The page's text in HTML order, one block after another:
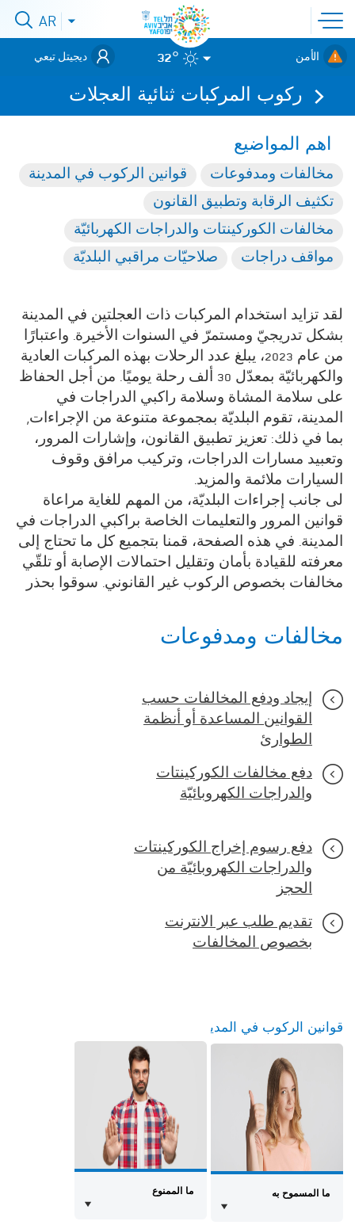
افتح
قائمة
الموقع
לאתר עיריית
תל-אביב
افتح
قائمة
اللغات
AR
الأمن 32° ديجيتل تبعي
ركوب المركبات ثنائية العجلات
اهم المواضيع
مخالفات ومدفوعات
قوانين الركوب في المدينة
تكثيف الرقابة وتطبيق القانون
مخالفات الكوركينتات والدراجات الكهربائيّة
مواقف دراجات
صلاحيّات مراقبي البلديّة
لقد تزايد استخدام المركبات ذات العجلتين في المدينة
بشكل تدريجيّ ومستمرّ في السنوات الأخيرة. واعتبارًا
من عام 2023، يبلغ عدد الرحلات بهذه المركبات العادية
والكهربائيّة بمعدّل 30 ألف رحلة يوميًا. من أجل الحفاظ
على سلامة المشاة وسلامة راكبي الدراجات في
المدينة، تقوم البلديّة بمجموعة متنوعة من الإجراءات,
بما في ذلك: تعزيز تطبيق القانون، وإشارات المرور،
وتعبيد مسارات الدراجات، وتركيب مرافق وقوف
السيارات ملائمة والمزيد.​
لى جانب إجراءات البلديّة، من المهم للغاية مراعاة
قوانين المرور والتعليمات الخاصة براكبي الدراجات في
المدينة. في هذه الصفحة، قمنا بتجميع كل ما تحتاج إلى
معرفته للقيادة بأمان وتقليل احتمالات الإصابة أو تلقّي
مخالفات بخصوص الركوب غير القانوني. سوقوا بحذر​
مخالفات ومدفوعات
إيجاد ودفع المخالفات حسب
القوانين المساعدة أو أنظمة
الطوارئ
دفع مخالفات الكوركينتات
والدراجات الكهروبائيّة
دفع رسوم إخراج الكوركينتات
والدراجات الكهروبائيّة من
الحجز
تقديم طلب عبر الانترنت
بخصوص المخالفات
قوانين الركوب في المدينة
ما المسموح به ما الممنوع